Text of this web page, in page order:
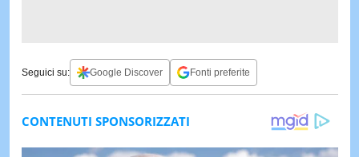
Seguici su: Google Discover Fonti preferite